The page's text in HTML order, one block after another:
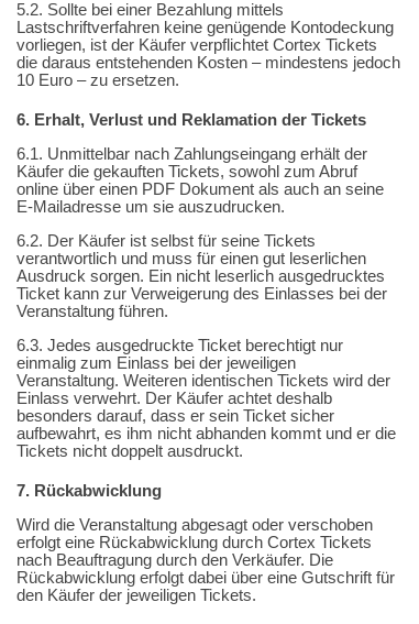
5.2. Sollte bei einer Bezahlung mittels
Lastschriftverfahren keine genügende Kontodeckung
vorliegen, ist der Käufer verpflichtet Cortex Tickets
die daraus entstehenden Kosten – mindestens jedoch
10 Euro – zu ersetzen.
6. Erhalt, Verlust und Reklamation der Tickets
6.1. Unmittelbar nach Zahlungseingang erhält der
Käufer die gekauften Tickets, sowohl zum Abruf
online über einen PDF Dokument als auch an seine
E-Mailadresse um sie auszudrucken.
6.2. Der Käufer ist selbst für seine Tickets
verantwortlich und muss für einen gut leserlichen
Ausdruck sorgen. Ein nicht leserlich ausgedrucktes
Ticket kann zur Verweigerung des Einlasses bei der
Veranstaltung führen.
6.3. Jedes ausgedruckte Ticket berechtigt nur
einmalig zum Einlass bei der jeweiligen
Veranstaltung. Weiteren identischen Tickets wird der
Einlass verwehrt. Der Käufer achtet deshalb
besonders darauf, dass er sein Ticket sicher
aufbewahrt, es ihm nicht abhanden kommt und er die
Tickets nicht doppelt ausdruckt.
7. Rückabwicklung
Wird die Veranstaltung abgesagt oder verschoben
erfolgt eine Rückabwicklung durch Cortex Tickets
nach Beauftragung durch den Verkäufer. Die
Rückabwicklung erfolgt dabei über eine Gutschrift für
den Käufer der jeweiligen Tickets.